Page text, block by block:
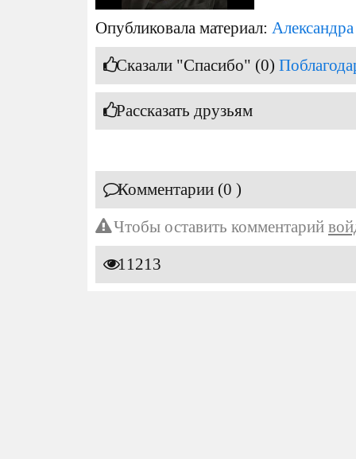
Опубликовала материал:
Сказали "Спасибо" (0)
Рассказать друзьям
Комментарии (0 )
Чтобы оставить комментарий
11213